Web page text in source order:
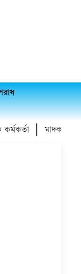
মাদক বিক্রয়